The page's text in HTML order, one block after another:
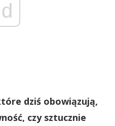
dziś obowiązują,
czy sztucznie